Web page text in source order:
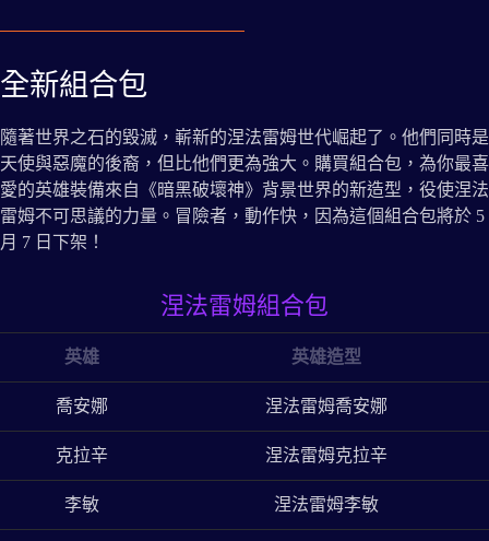
全新組合包
隨著世界之石的毀滅，嶄新的涅法雷姆世代崛起了。他們同時是
天使與惡魔的後裔，但比他們更為強大。購買組合包，為你最喜
愛的英雄裝備來自《暗黑破壞神》背景世界的新造型，役使涅法
雷姆不可思議的力量。冒險者，動作快，因為這個組合包將於 5
月 7 日下架！
涅法雷姆組合包
英雄 英雄造型
喬安娜 涅法雷姆喬安娜
克拉辛 涅法雷姆克拉辛
李敏 涅法雷姆李敏